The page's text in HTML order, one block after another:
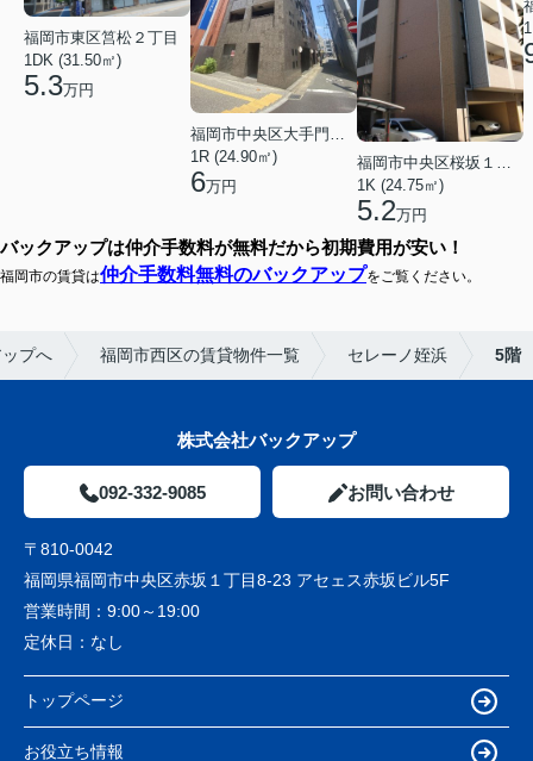
福岡市東区筥松２丁目
1DK (31.50㎡)
5.3万円
福岡市中央区大手門３丁目
1R (24.90㎡)
6万円
1K (24.75㎡)
5.2万円
バックアップは仲介手数料が無料だから初期費用が安い！
福岡市の賃貸は仲介手数料無料のバックアップをご覧ください。
プへ 福岡市西区の賃貸物件一覧 セレーノ姪浜 5階
株式会社バックアップ
092-332-9085 お問い合わせ
〒810-0042
福岡県福岡市中央区赤坂１丁目8-23 アセェス赤坂ビル5F
営業時間： 9:00～19:00
定休日： なし
トップページ
お役立ち情報